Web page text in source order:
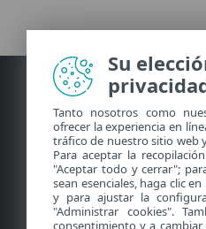
Hogar
Todos los
Para dispositivos
Para Windows
Para MacOS
Para Android
Su
Tanto nosotros como
ofrecer la experiencia en
tráfico de nuestro sitio web
Para aceptar la
"Aceptar todo y cerrar";
sean esenciales, haga clic
y para ajustar la
"Administrar cookies".
consentimiento y a cambiar